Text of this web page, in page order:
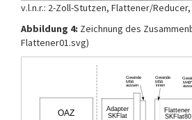
v.l.n.r.: 2-Zoll-Stutzen, Flattener/Reducer,
Abbildung 4: Zeichnung des
Flattener01.svg)